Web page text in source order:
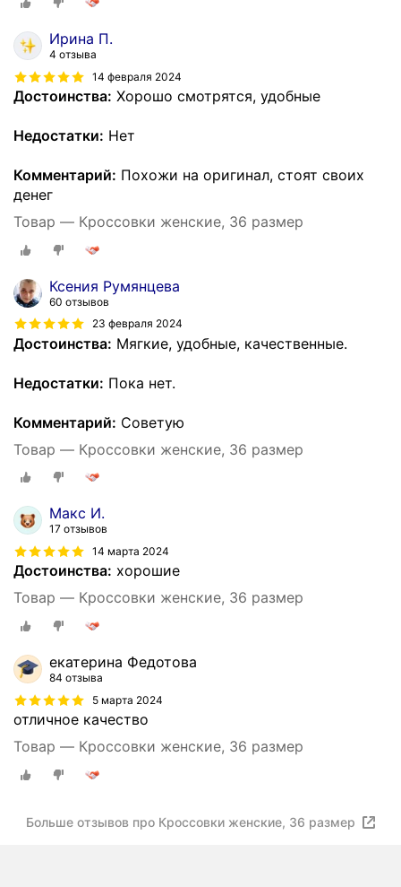
Ирина П.
4 отзыва
14 февраля 2024
Достоинства: Хорошо смотрятся, удобные
Недостатки: Нет
Комментарий: Похожи на оригинал, стоят своих
денег
Товар — Кроссовки женские, 36 размер
Ксения Румянцева
60 отзывов
23 февраля 2024
Достоинства: Мягкие, удобные, качественные.
Недостатки: Пока нет.
Комментарий: Советую
Товар — Кроссовки женские, 36 размер
Макс И.
17 отзывов
14 марта 2024
Достоинства: хорошие
Товар — Кроссовки женские, 36 размер
екатерина Федотова
84 отзыва
5 марта 2024
отличное качество
Товар — Кроссовки женские, 36 размер
Больше отзывов про Кроссовки женские, 36 размер